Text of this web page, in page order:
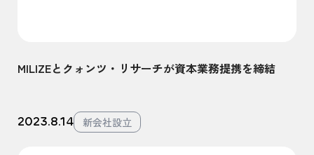
MILIZEとクォンツ・リサーチが資本業務提携を締結
2023.8.14 新会社設立